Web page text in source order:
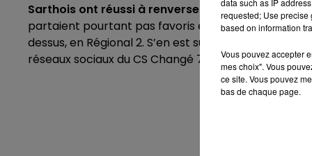
Sarthois ont réussi à renverser la tendance pour
partaient pourtant pas favoris en accueillant cette
dessus, en Régional 2. S’en est suivi une belle
réseaux sociaux du CS Changé 72.
data such as IP
requested; Use precise
based on information
Vous pouvez accepter
mes choix". Vous
ce site. Vous pouvez
bas de chaque page.